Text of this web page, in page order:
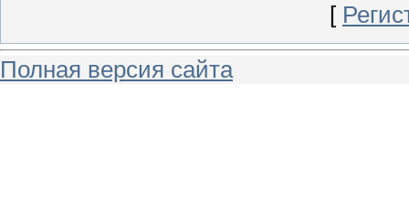
[
Полная версия сайта